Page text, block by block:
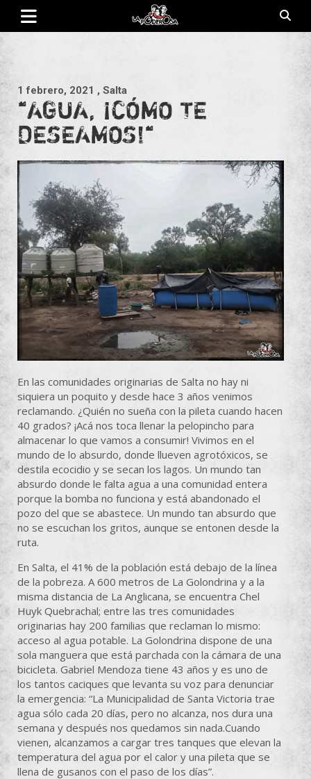
Saltar
contenido
1 febrero, 2021 , Salta
“AGUA, ¡CÓMO TE
DESEAMOS!“
En las comunidades originarias de Salta no hay ni
siquiera un poquito y desde hace 3 años venimos
reclamando. ¿Quién no sueña con la pileta cuando hacen
40 grados? ¡Acá nos toca llenar la pelopincho para
almacenar lo que vamos a consumir! Vivimos en el
mundo de lo absurdo, donde llueven agrotóxicos, se
destila ecocidio y se secan los lagos. Un mundo tan
absurdo donde le falta agua a una comunidad entera
porque la bomba no funciona y está abandonado el
pozo del que se abastece. Un mundo tan absurdo que
no se escuchan los gritos, aunque se entonen desde la
ruta.
En Salta, el 41% de la población está debajo de la línea
de la pobreza. A 600 metros de La Golondrina y a la
misma distancia de La Anglicana, se encuentra Chel
Huyk Quebrachal; entre las tres comunidades
originarias hay 200 familias que reclaman lo mismo:
acceso al agua potable. La Golondrina dispone de una
sola manguera que está parchada con la cámara de una
bicicleta. Gabriel Mendoza tiene 43 años y es uno de
los tantos caciques que levanta su voz para denunciar
la emergencia: “La Municipalidad de Santa Victoria trae
agua sólo cada 20 días, pero no alcanza, nos dura una
semana y después nos quedamos sin nada.Cuando
vienen, alcanzamos a cargar tres tanques que elevan la
temperatura del agua por el calor y una pileta que se
llena de gusanos con el paso de los días”.